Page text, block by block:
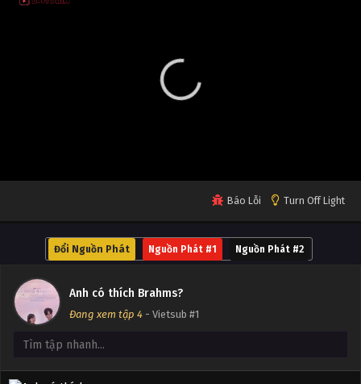
Báo Lỗi Turn Off Light
Đổi Nguồn Phát Nguồn Phát #1 Nguồn Phát #2
Anh có thích Brahms?
Đang xem tập 4 - Vietsub #1
Anh có thích Brahms? Tập 10
Anh có thích Brahms? Tập 8
Anh có thích Brahms? Tập 7
Tập 6